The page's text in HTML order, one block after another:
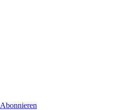
Abonnieren